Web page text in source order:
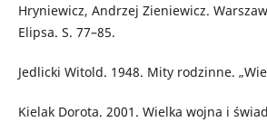
Hryniewicz, Andrzej Zieniewicz.
Elipsa. S. 77–85.
Jedlicki Witold. 1948. Mity rodzinne.
Kielak Dorota. 2001. Wielka wojna i